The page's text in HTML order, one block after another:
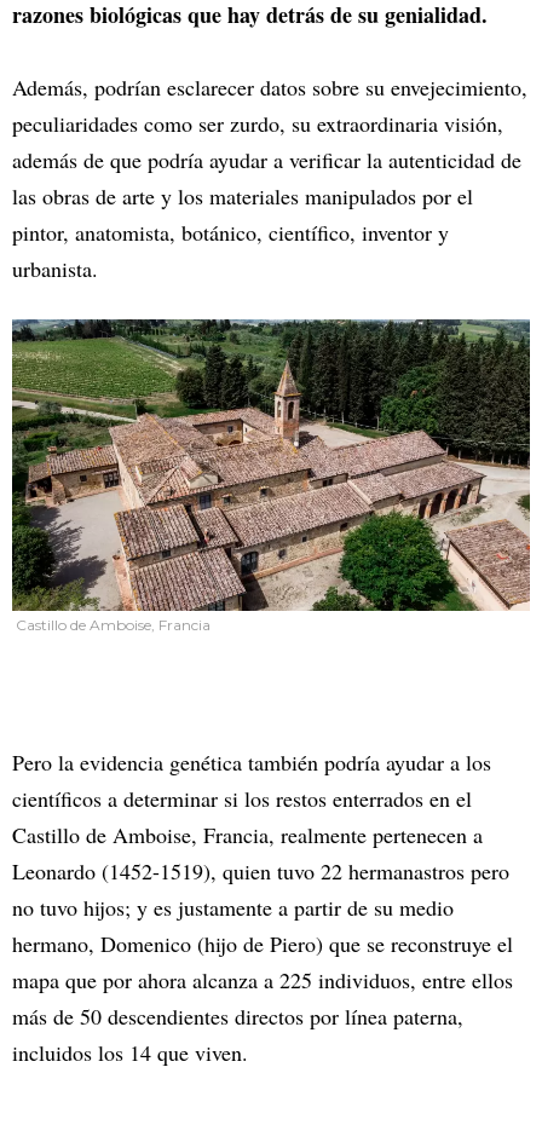
razones biológicas que hay detrás de su genialidad.
Además, podrían esclarecer datos sobre su envejecimiento,
peculiaridades como ser zurdo, su extraordinaria visión,
además de que podría ayudar a verificar la autenticidad de
las obras de arte y los materiales manipulados por el
pintor, anatomista, botánico, científico, inventor y
urbanista.
Castillo de Amboise, Francia
Pero la evidencia genética también podría ayudar a los
científicos a determinar si los restos enterrados en el
Castillo de Amboise, Francia, realmente pertenecen a
Leonardo (1452-1519), quien tuvo 22 hermanastros pero
no tuvo hijos; y es justamente a partir de su medio
hermano, Domenico (hijo de Piero) que se reconstruye el
mapa que por ahora alcanza a 225 individuos, entre ellos
más de 50 descendientes directos por línea paterna,
incluidos los 14 que viven.